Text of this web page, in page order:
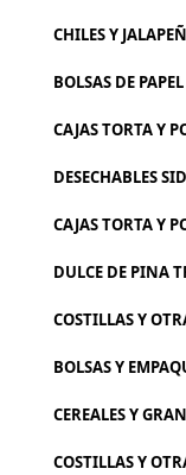
CHILES Y
BOLSAS DE
CAJAS TORTA Y
DESECHABLES
CAJAS TORTA Y
DULCE DE PINA
COSTILLAS Y
BOLSAS Y
CEREALES Y
COSTILLAS Y